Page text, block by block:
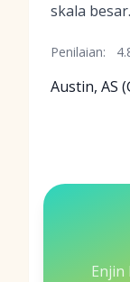
skala besar.
Penilaian:
Austin, AS
Enjin